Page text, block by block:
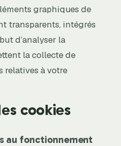
graphiques de
transparents, intégrés
d’analyser la
la collecte de
relatives à votre
cookies
au fonctionnement